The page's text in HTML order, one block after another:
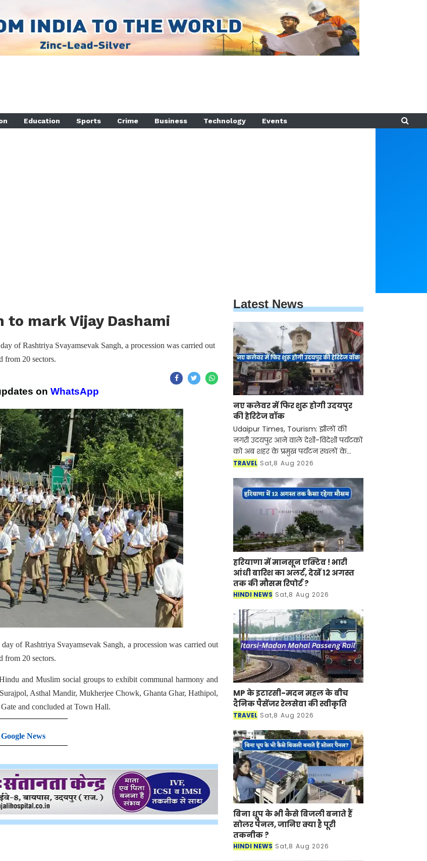
Education Sports Crime Business Technology Events
to mark Vijay Dashami
of Rashtriya Svayamsevak Sangh, a procession was carried out
from 20 sectors.
on WhatsApp
of Rashtriya Svayamsevak Sangh, a procession was carried out
from 20 sectors.
and Muslim social groups to exhibit communal harmony and
Asthal Mandir, Mukherjee Chowk, Ghanta Ghar, Hathipol,
and concluded at Town Hall.
Google News
Latest News
नए कलेवर में फिर शुरू होगी उदयपुर
की हेरिटेज वॉक
Udaipur Times, Tourism: झीलों की
नगरी उदयपुर आने वाले देशी-विदेशी पर्यटकों
को अब शहर के प्रमुख पर्यटन स्थलों के
साथ-साथ इसकी समृद्ध सांस्कृतिक विरासत,
रूबरू करवान
TRAVEL Sat,8 Aug 2026
हरियाणा में मानसून एक्टिव ! भारी
आंधी बारिश का अलर्ट, देखें 12 अगस्त
तक की मौसम रिपोर्ट ?
HINDI NEWS Sat,8 Aug 2026
MP के इटारसी-मदन महल के बीच
दैनिक पैसेंजर रेलसेवा की स्वीकृति
TRAVEL Sat,8 Aug 2026
बिना धूप के भी कैसे बिजली बनाते हैं
सोलर पैनल, जानिए क्या है पूरी
तकनीक ?
HINDI NEWS Sat,8 Aug 2026